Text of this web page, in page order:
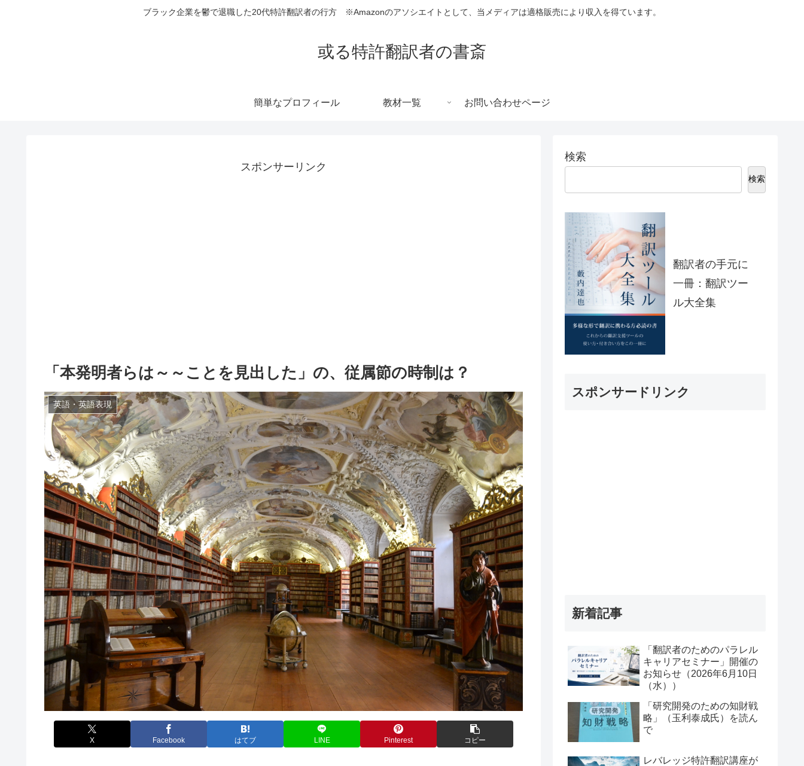
ブラック企業を鬱で退職した20代特許翻訳者の行方 ※Amazonのアソシエイトとして、当メディアは適格販売により収入を得ています。
或る特許翻訳者の書斎
簡単なプロフィール 教材一覧 お問い合わせページ
スポンサーリンク
「本発明者らは～～ことを見出した」の、従属節の時制は？
英語・英語表現
X Facebook はてブ LINE Pinterest コピー
検索
検索
翻訳者の手元に
一冊：翻訳ツー
ル大全集
スポンサードリンク
新着記事
「翻訳者のためのパラレル
キャリアセミナー」開催の
お知らせ（2026年6月10日
（水））
「研究開発のための知財戦
略」（玉利泰成氏）を読ん
で
レバレッジ特許翻訳講座が